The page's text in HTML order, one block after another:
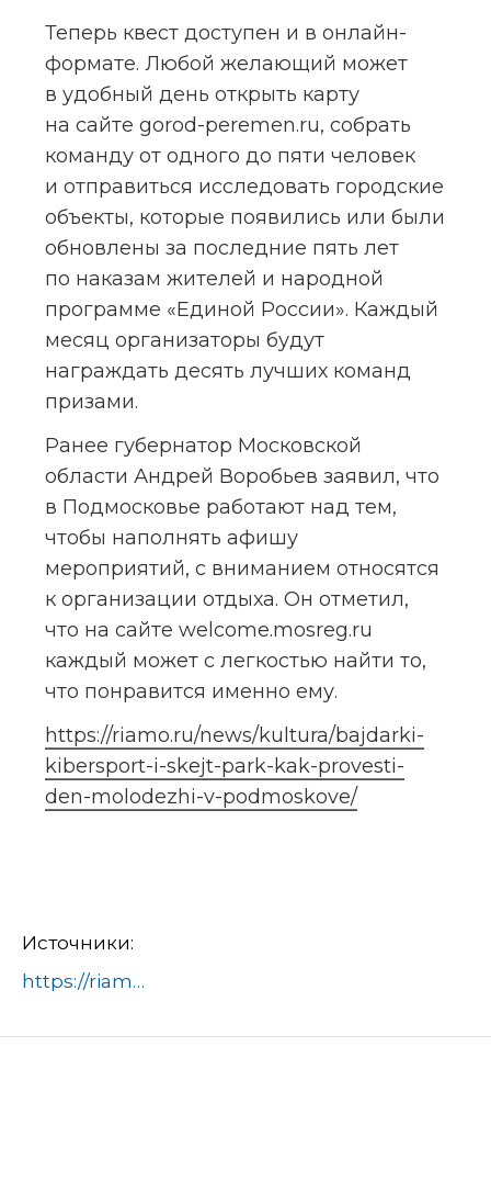
Теперь квест доступен и в онлайн-
формате. Любой желающий может
в удобный день открыть карту
на сайте gorod-peremen.ru, собрать
команду от одного до пяти человек
и отправиться исследовать городские
объекты, которые появились или были
обновлены за последние пять лет
по наказам жителей и народной
программе «Единой России». Каждый
месяц организаторы будут
награждать десять лучших команд
призами.
Ранее губернатор Московской
области Андрей Воробьев заявил, что
в Подмосковье работают над тем,
чтобы наполнять афишу
мероприятий, с вниманием относятся
к организации отдыха. Он отметил,
что на сайте welcome.mosreg.ru
каждый может с легкостью найти то,
что понравится именно ему.
https://riamo.ru/news/kultura/bajdarki-
kibersport-i-skejt-park-kak-provesti-
den-molodezhi-v-podmoskove/
Источники:
https://riamo.ru/news/kultura/bajdarki-kibersport-i-skejt-park-kak-provesti-den-molodezhi-v-podmoskove/